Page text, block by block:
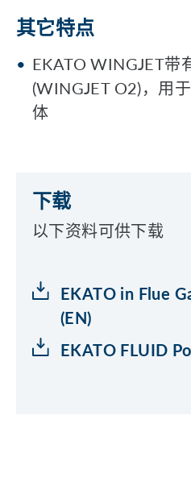
其它特点
EKATO WINGJET带
(WINGJET O2)，用
体
下载
以下资料可供下载
EKATO in Flue
(EN)
EKATO FLUID